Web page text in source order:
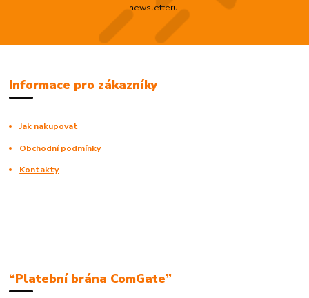
newsletteru.
Informace pro zákazníky
Jak nakupovat
Obchodní podmínky
Kontakty
“Platební brána ComGate”